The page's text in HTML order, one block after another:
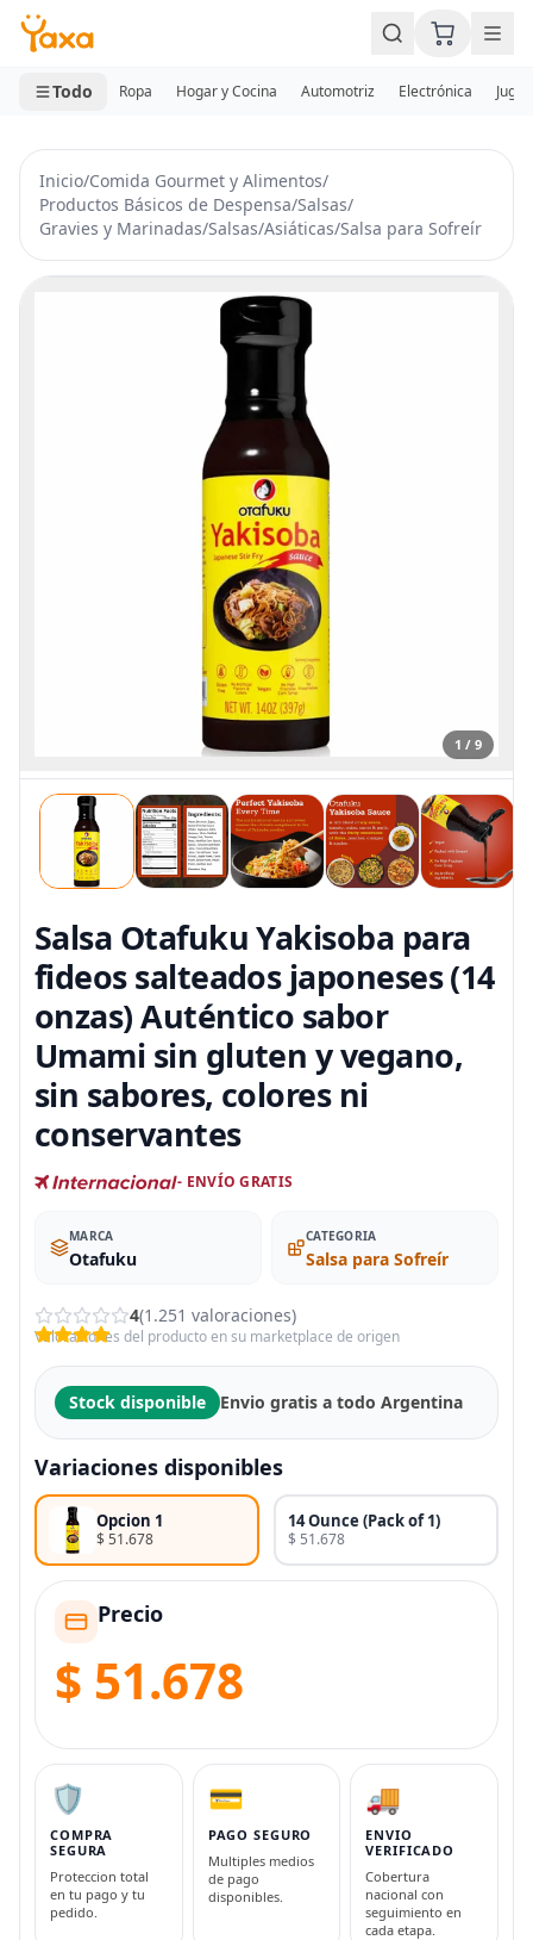
MINI CARRITO
0 productos
Todo Ropa Hogar y Cocina Automotriz Electrónica
Inicio/Comida Gourmet y Alimentos/
Productos Básicos de Despensa/Salsas/
Gravies y Marinadas/Salsas/Asiáticas/Salsa para Sofreír
1 / 9
Salsa Otafuku Yakisoba para
fideos salteados japoneses (14
onzas) Auténtico sabor
Umami sin gluten y vegano,
sin sabores, colores ni
conservantes
- ENVÍO GRATIS
MARCA
Otafuku
CATEGORIA
Salsa para Sofreír
4(1.251 valoraciones)
Valoraciones del producto en su marketplace de origen
Stock disponible Envio gratis a todo Argentina
Variaciones disponibles
Opcion 1
$ 51.678
14 Ounce (Pack of 1)
$ 51.678
Precio
$ 51.678
🛡️
COMPRA
SEGURA
Proteccion total
en tu pago y tu
pedido.
💳
PAGO SEGURO
Multiples medios
de pago
disponibles.
🚚
ENVIO
VERIFICADO
Cobertura
nacional con
seguimiento en
cada etapa.